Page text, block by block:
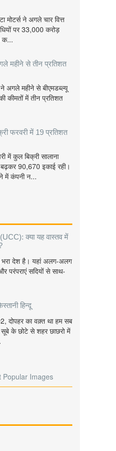
मोटर्स ने अगले चार वित्त
पर 33,000 करोड़
क...
महीने से तीन प्रतिशत
अगले महीने से बीएमडब्ल्यू
कीमतों में तीन प्रतिशत
फरवरी में 19 प्रतिशत
में कुल बिक्री सालाना
90,670 इकाई रही।
में कंपनी न...
क्या यह वास्तव में
भरा देश है। यहां अलग-अलग
परंपराएं सदियों से साथ-
हिन्दू
दोपहर का वक़्त था हम सब
के छोटे से शहर छाछरो में
Popular Images